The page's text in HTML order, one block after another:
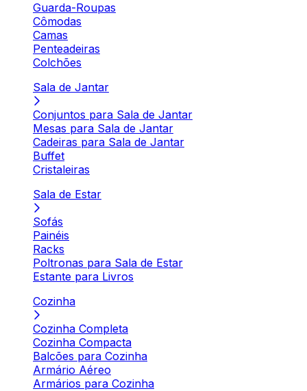
Guarda-Roupas
Cômodas
Camas
Penteadeiras
Colchões
Sala de Jantar
Conjuntos para Sala de Jantar
Mesas para Sala de Jantar
Cadeiras para Sala de Jantar
Buffet
Cristaleiras
Sala de Estar
Sofás
Painéis
Racks
Poltronas para Sala de Estar
Estante para Livros
Cozinha
Cozinha Completa
Cozinha Compacta
Balcões para Cozinha
Armário Aéreo
Armários para Cozinha